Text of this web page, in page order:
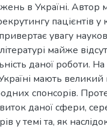
в Україні. Автор
пацієнтів у
увагу
майже
даної роботи.
мають великий
спонсорів.
даної сфери,
у темі та, як